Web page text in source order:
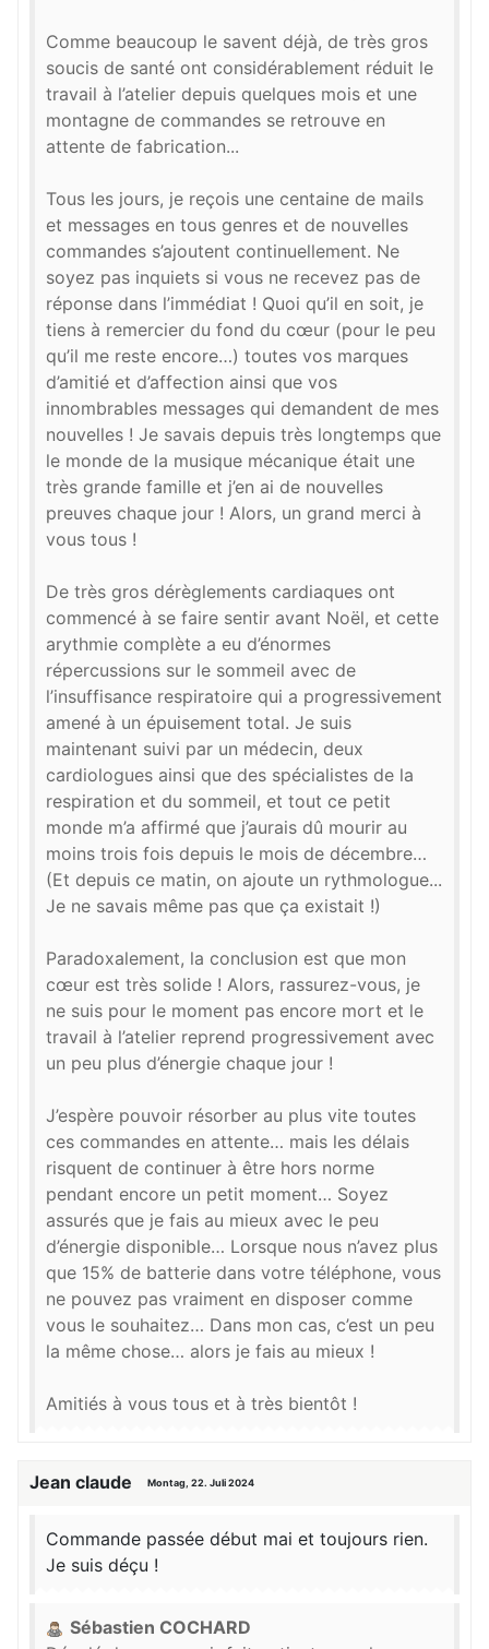
Comme beaucoup le savent déjà, de très gros
soucis de santé ont considérablement réduit le
travail à l’atelier depuis quelques mois et une
montagne de commandes se retrouve en
attente de fabrication...
Tous les jours, je reçois une centaine de mails
et messages en tous genres et de nouvelles
commandes s’ajoutent continuellement. Ne
soyez pas inquiets si vous ne recevez pas de
réponse dans l’immédiat ! Quoi qu’il en soit, je
tiens à remercier du fond du cœur (pour le peu
qu’il me reste encore…) toutes vos marques
d’amitié et d’affection ainsi que vos
innombrables messages qui demandent de mes
nouvelles ! Je savais depuis très longtemps que
le monde de la musique mécanique était une
très grande famille et j’en ai de nouvelles
preuves chaque jour ! Alors, un grand merci à
vous tous !
De très gros dérèglements cardiaques ont
commencé à se faire sentir avant Noël, et cette
arythmie complète a eu d’énormes
répercussions sur le sommeil avec de
l’insuffisance respiratoire qui a progressivement
amené à un épuisement total. Je suis
maintenant suivi par un médecin, deux
cardiologues ainsi que des spécialistes de la
respiration et du sommeil, et tout ce petit
monde m’a affirmé que j’aurais dû mourir au
moins trois fois depuis le mois de décembre…
(Et depuis ce matin, on ajoute un rythmologue...
Je ne savais même pas que ça existait !)
Paradoxalement, la conclusion est que mon
cœur est très solide ! Alors, rassurez-vous, je
ne suis pour le moment pas encore mort et le
travail à l’atelier reprend progressivement avec
un peu plus d’énergie chaque jour !
J’espère pouvoir résorber au plus vite toutes
ces commandes en attente… mais les délais
risquent de continuer à être hors norme
pendant encore un petit moment… Soyez
assurés que je fais au mieux avec le peu
d’énergie disponible… Lorsque nous n’avez plus
que 15% de batterie dans votre téléphone, vous
ne pouvez pas vraiment en disposer comme
vous le souhaitez… Dans mon cas, c’est un peu
la même chose… alors je fais au mieux !
Amitiés à vous tous et à très bientôt !
Jean claude Montag, 22. Juli 2024
Commande passée début mai et toujours rien.
Je suis déçu !
Sébastien COCHARD